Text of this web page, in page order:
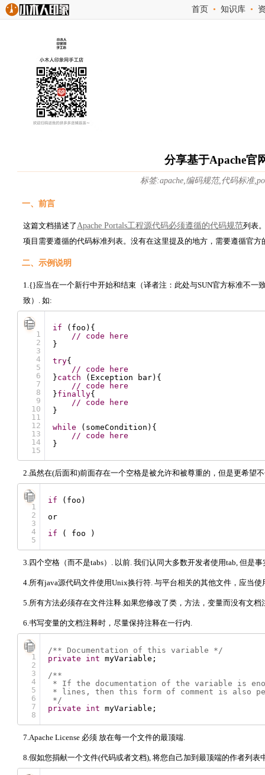
首页 •知识库 •
分享基于Apache官
标签:apache,编码规范,代码标准
一、前言
这篇文档描述了Apache Portals工程源代码必须遵循的代码规范列表
项目需要遵循的代码标准列表。没有在这里提及的地方，需要遵循官方
二、示例说明
1.{}应当在一个新行中开始和结束（译者注：此处与SUN官方标准不
致）. 如:
1
2
3
4
5
6
7
8
9
10
11
12
13
14
15
if
(foo){
// code here
}
try{
// code here
}catch
(Exception bar){
// code here
}finally{
// code here
}
while
(someCondition){
// code here
}
2.虽然在(后面和)前面存在一个空格是被允许和被尊重的，但是更希望
1
2
3
4
5
if
(foo)
or
if
( foo )
3.四个空格（而不是tabs）. 以前. 我们认同大多数开发者使用tab, 但是
4.所有java源代码文件使用Unix换行符. 与平台相关的其他文件，应当
5.所有方法必须存在文件注释.如果您修改了类，方法，变量而没有文
6.书写变量的文档注释时，尽量保持注释在一行内.
1
2
3
4
5
6
7
8
/** Documentation of this variable */
private
int
myVariable;
/**
* If the documentation of the variable is
* lines, then this form of comment is also
*/
private
int myVariable;
7.Apache License 必须 放在每一个文件的最顶端.
8.假如您捐献一个文件(代码或者文档), 将您自己加到最顶端的作者列